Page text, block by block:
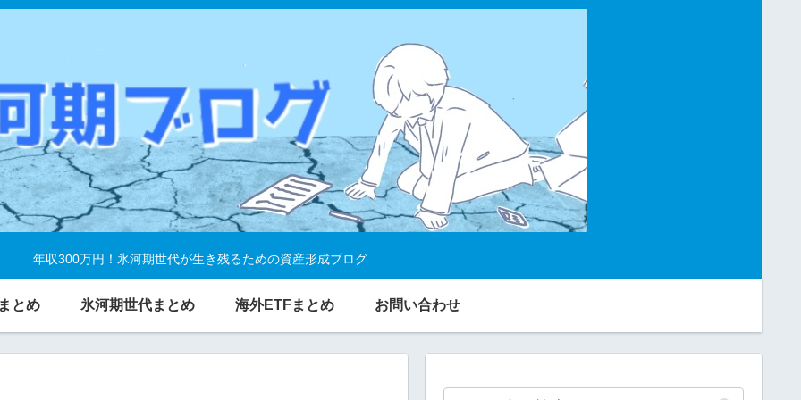
年収300万円！氷河期世代が生き残るための資産形成ブログ
とめ 氷河期世代まとめ 海外ETFまとめ お問い合わせ